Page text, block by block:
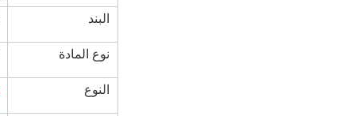
البند
نوع المادة
النوع